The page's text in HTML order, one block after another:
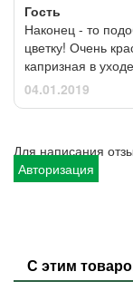
Гость
Наконец - то
цветку! Очень
капризная в
04.01.2019
Для написания
Авторизация
С этим